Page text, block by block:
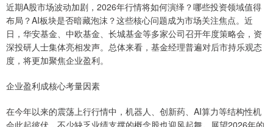
近期A股市场波动加剧，2026年行情将如何演绎？哪些投资领域值得
布局？AI板块是否暗藏泡沫？这些核心问题成为市场关注焦点。近
日，华安基金、中欧基金、长城基金等多家公司召开年度策略会，资
深投研人士集体亮相发声。总体来看，基金经理普遍对后市持乐观态
度，将更加聚焦企业盈利。
企业盈利成核心考量因素
在今年以来的震荡上行行情中，机器人、创新药、AI算力等结构性机